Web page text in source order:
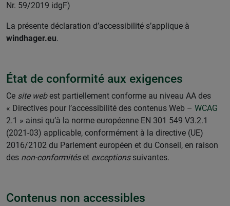
Nr. 59/2019 idgF)
La présente déclaration d’accessibilité s’applique à
windhager.eu.
État de conformité aux exigences
Ce site webest partiellement conforme au niveau AA des
« Directives pour l’accessibilité des contenus Web – WCAG
2.1 » ainsi qu’à la norme européenne EN 301 549 V3.2.1
(2021-03) applicable, conformément à la directive (UE)
2016/2102 du Parlement européen et du Conseil, en raison
des non-conformitéset exceptionssuivantes.
Contenus non accessibles